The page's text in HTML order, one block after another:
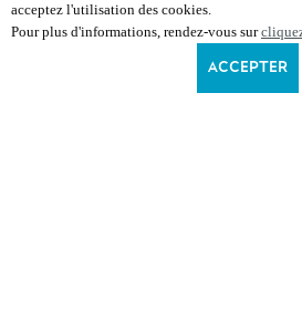
acceptez l'utilisation des cookies.
Pour plus d'informations, rendez-vous sur
ACCEPTER